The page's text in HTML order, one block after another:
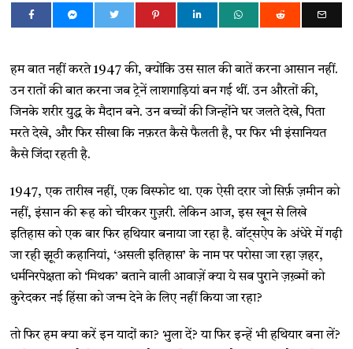
हम बात नहीं करते 1947 की, क्योंकि उस साल की बातें करना आसान नहीं.
उन रातों की बात करना जब ट्रेनें लाशगाड़ियां बन गई थीं. उन औरतों की,
जिनके शरीर युद्ध के मैदान बने. उन बच्चों की जिन्होंने घर जलते देखे, पिता
मरते देखे, और फिर सीखा कि नफ़रत कैसे फैलती है, पर फिर भी इंसानियत
कैसे जिंदा रहती है.
1947, एक तारीख नहीं, एक विस्फोट था. एक ऐसी दरार जो सिर्फ़ ज़मीन को
नहीं, इंसान की रूह को चीरकर गुज़री. लेकिन आज, इस खून से लिखे
इतिहास को एक बार फिर हथियार बनाया जा रहा है. वॉट्सऐप के अंधेरे में गढ़ी
जा रही झूठी कहानियां, ‘असली इतिहास’ के नाम पर परोसा जा रहा ज़हर,
धर्मनिरपेक्षता को ‘मिथक’ बताने वाली आवाज़ें क्या ये सब पुराने ज़ख़्मों को
कुरेदकर नई हिंसा को जन्म देने के लिए नहीं किया जा रहा?
तो फिर हम क्या करें इन यादों का? भुला दें? या फिर इन्हें भी हथियार बना लें?